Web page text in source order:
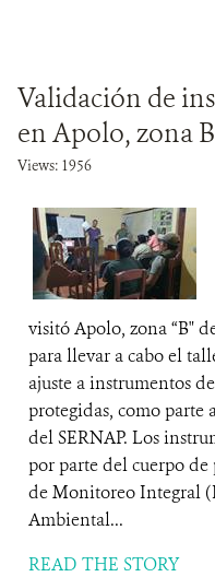
Validación de
en Apolo, zona
Views: 1956
visitó Apolo, zona “B"
para llevar a cabo el
ajuste a instrumentos
protegidas, como
del SERNAP. Los
por parte del cuerpo
de Monitoreo Integral
Ambiental...
READ THE STORY